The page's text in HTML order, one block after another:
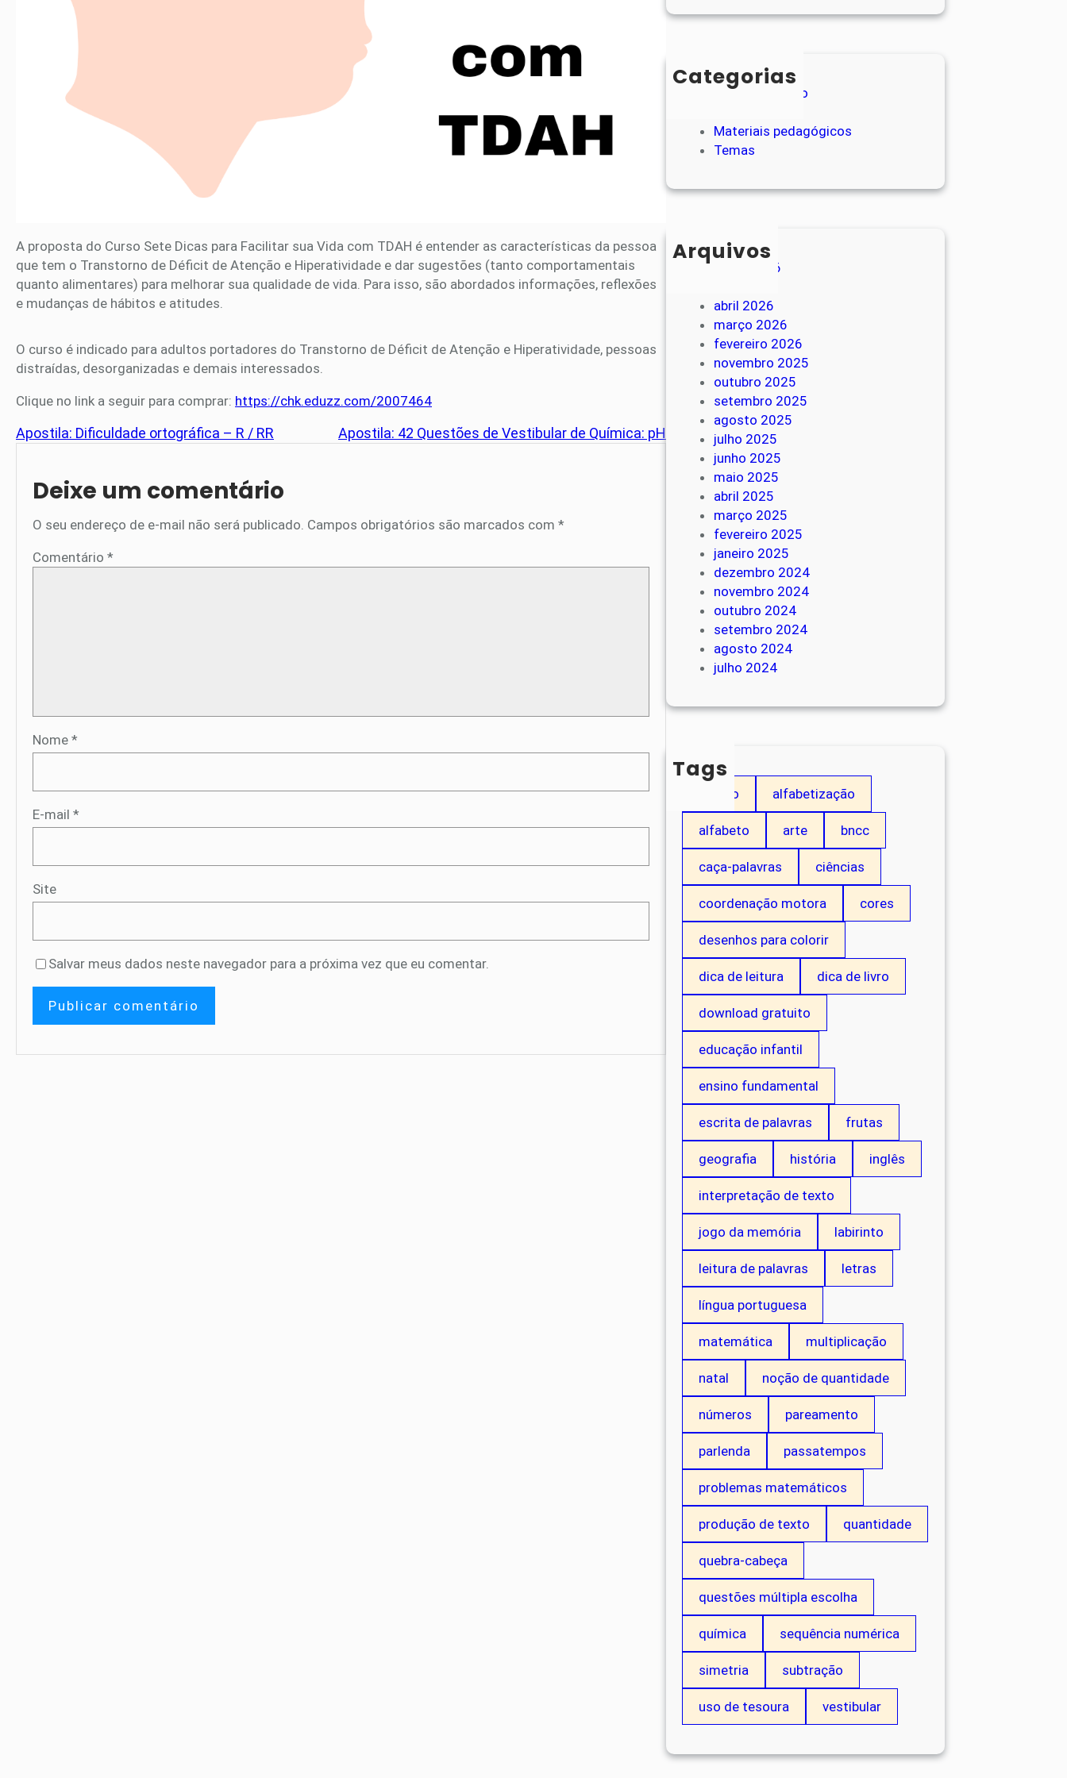
A proposta do Curso Sete Dicas para Facilitar sua Vida com TDAH é entender as características da pessoa
que tem o Transtorno de Déficit de Atenção e Hiperatividade e dar sugestões (tanto comportamentais
quanto alimentares) para melhorar sua qualidade de vida. Para isso, são abordados informações, reflexões
e mudanças de hábitos e atitudes.
O curso é indicado para adultos portadores do Transtorno de Déficit de Atenção e Hiperatividade, pessoas
distraídas, desorganizadas e demais interessados.
Clique no link a seguir para comprar: https://chk.eduzz.com/2007464
Apostila: Dificuldade ortográfica – R / RR Apostila: 42 Questões de Vestibular de Química: pH
Deixe um comentário
O seu endereço de e-mail não será publicado. Campos obrigatórios são marcados com *
Comentário *
Nome *
E-mail *
Site
Salvar meus dados neste navegador para a próxima vez que eu comentar.
Categorias
Entretenimento
Materiais pedagógicos
Temas
Arquivos
junho 2026
abril 2026
março 2026
fevereiro 2026
novembro 2025
outubro 2025
setembro 2025
agosto 2025
julho 2025
junho 2025
maio 2025
abril 2025
março 2025
fevereiro 2025
janeiro 2025
dezembro 2024
novembro 2024
outubro 2024
setembro 2024
agosto 2024
julho 2024
Tags
adição alfabetização
alfabeto arte bncc
caça-palavras ciências
coordenação motora cores
desenhos para colorir
dica de leitura dica de livro
download gratuito
educação infantil
ensino fundamental
escrita de palavras frutas
geografia história inglês
interpretação de texto
jogo da memória labirinto
leitura de palavras letras
língua portuguesa
matemática multiplicação
natal noção de quantidade
números pareamento
parlenda passatempos
problemas matemáticos
produção de texto quantidade
quebra-cabeça
questões múltipla escolha
química sequência numérica
simetria subtração
uso de tesoura vestibular